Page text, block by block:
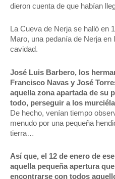
dieron cuenta de que habían
La Cueva de Nerja se halló en
Maro, una pedanía de Nerja
cavidad.
José Luis Barbero, los
Francisco Navas y José
aquella zona apartada de su
todo, perseguir a los
De hecho, venían tiempo
menudo por una pequeña
tierra…
Así que, el 12 de enero de
aquella pequeña apertura
encontrarse con todos